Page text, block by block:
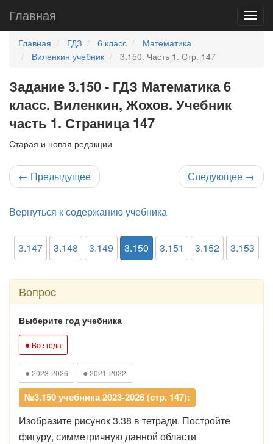
Главная
Главная ГДЗ 6 класс
Математика
Виленкин учебник
3.150. Часть 1. Стр. 147
Задание 3.150 - ГДЗ Математика 6
класс. Виленкин, Жохов. Учебник
часть 1. Страница 147
Старая и новая редакции
← Предыдущее Следующее →
Вернуться к содержанию учебника
3.147 3.148 3.149 3.150 3.151 3.152 3.153
Вопрос
Выберите год учебника
● Все года
● 2023-2026 ● 2021-2022
№3.150 учебника 2023-2026 (стр. 147):
Изобразите рисунок 3.38 в тетради. Постройте
фигуру, симметричную данной области